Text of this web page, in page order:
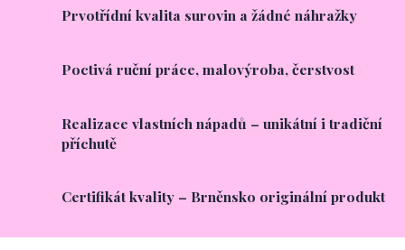
Prvotřídní kvalita surovin a žádné náhražky
Poctivá ruční práce, malovýroba, čerstvost
Realizace vlastních nápadů – unikátní i tradiční
příchutě
Certifikát kvality – Brněnsko originální produkt